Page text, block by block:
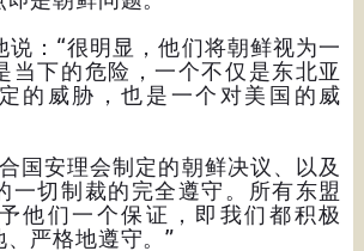
说：“很明显，他们将朝鲜视为一
当下的危险，一个不仅是东北亚
的威胁，也是一个对美国的威
国安理会制定的朝鲜决议、以及
一切制裁的完全遵守。所有东盟
他们一个保证，即我们都积极
严格地遵守。”